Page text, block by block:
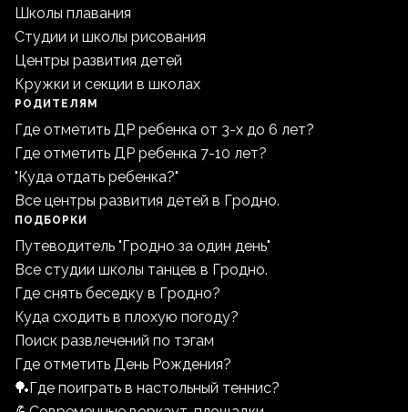
Школы плавания
Студии и школы рисования
Центры развития детей
Кружки и секции в школах
РОДИТЕЛЯМ
Где отметить ДР ребенка от 3-х до 6 лет?
Где отметить ДР ребенка 7-10 лет?
"Куда отдать ребенка?"
Все центры развития детей в Гродно.
ПОДБОРКИ
Путеводитель "Гродно за один день"
Все студии школы танцев в Гродно.
Где снять беседку в Гродно?
Куда сходить в плохую погоду?
Поиск развлечений по тэгам
Где отметить День Рождения?
🏓Где поиграть в настольный теннис?